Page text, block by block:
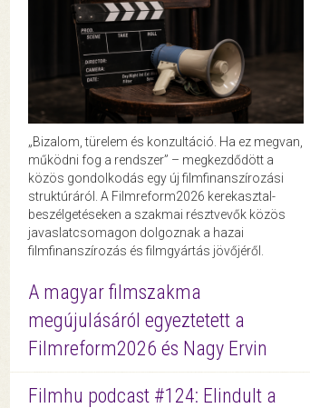
„Bizalom, türelem és konzultáció. Ha ez megvan,
működni fog a rendszer” – megkezdődött a
közös gondolkodás egy új filmfinanszírozási
struktúráról. A Filmreform2026 kerekasztal-
beszélgetéseken a szakmai résztvevők közös
javaslatcsomagon dolgoznak a hazai
filmfinanszírozás és filmgyártás jövőjéről.
A magyar filmszakma
megújulásáról egyeztetett a
Filmreform2026 és Nagy Ervin
Filmhu podcast #124: Elindult a